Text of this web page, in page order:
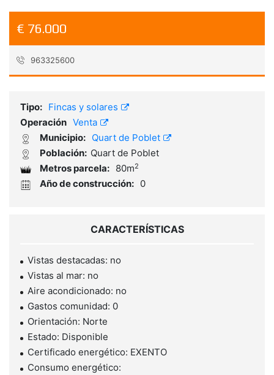
€ 76.000
963325600
Tipo: Fincas y solares
Operación Venta
Municipio: Quart de Poblet
Población: Quart de Poblet
Metros parcela: 80m2
Año de construcción: 0
CARACTERÍSTICAS
Vistas destacadas: no
Vistas al mar: no
Aire acondicionado: no
Gastos comunidad: 0
Orientación: Norte
Estado: Disponible
Certificado energético: EXENTO
Consumo energético: